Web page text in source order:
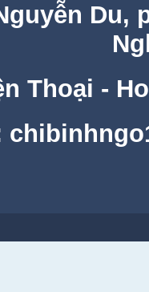
Du,
Thoại -